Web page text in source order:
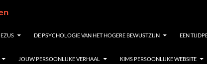
DE PSYCHOLOGIE VAN HET HOGERE BEWUSTZIJN EEN
JOUW PERSOONLIJKE VERHAAL KIMS PERSOONLIJKE WEBSITE